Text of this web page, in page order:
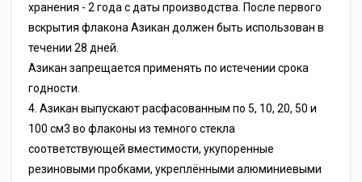
хранения - 2 года с даты производства. После первого
вскрытия флакона Азикан должен быть использован в
течении 28 дней.
Азикан запрещается применять по истечении срока
годности.
4. Азикан выпускают расфасованным по 5, 10, 20, 50 и
100 см3 во флаконы из темного стекла
соответствующей вместимости, укупоренные
резиновыми пробками, укреплёнными алюминиевыми